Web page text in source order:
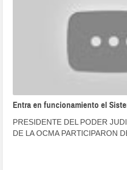
PRESIDENTE DEL PODER
DE LA OCMA PARTICIPARON